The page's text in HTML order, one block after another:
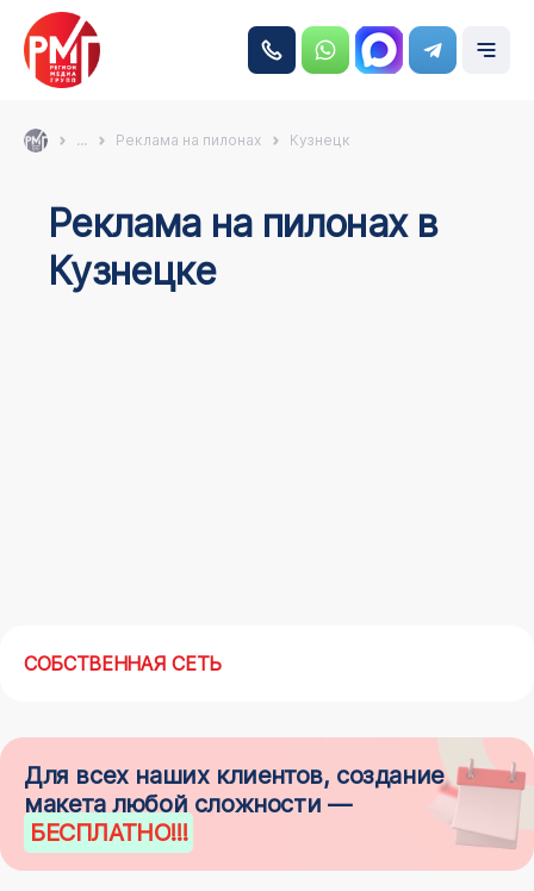
... Реклама на пилонах Кузнецк
Реклама на пилонах в
Кузнецке
СОБСТВЕННАЯ СЕТЬ
Для всех наших клиентов, создание
макета любой сложности —
БЕСПЛАТНО!!!